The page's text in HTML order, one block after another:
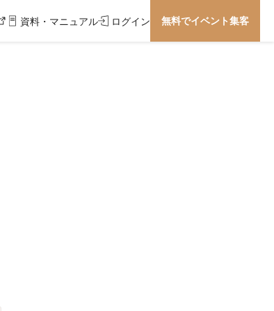
資料・マニュアル ログイン 無料でイベント集客